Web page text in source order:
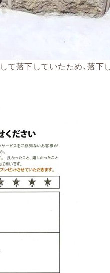
て落下していたため、落下